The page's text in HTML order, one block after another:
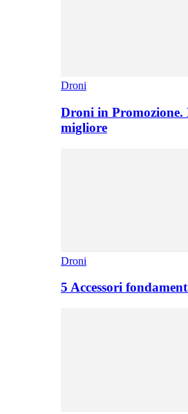
Droni
Droni in Promozione.
migliore
Droni
5 Accessori